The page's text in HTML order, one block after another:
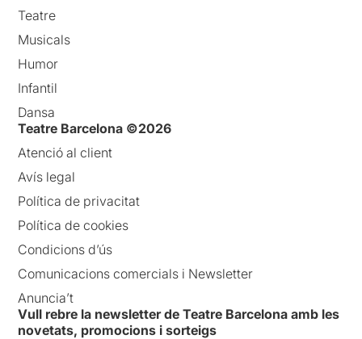
Teatre
Musicals
Humor
Infantil
Dansa
Teatre Barcelona ©2026
Atenció al client
Avís legal
Política de privacitat
Política de cookies
Condicions d’ús
Comunicacions comercials i Newsletter
Anuncia’t
Vull rebre la newsletter de Teatre Barcelona amb les
novetats, promocions i sorteigs